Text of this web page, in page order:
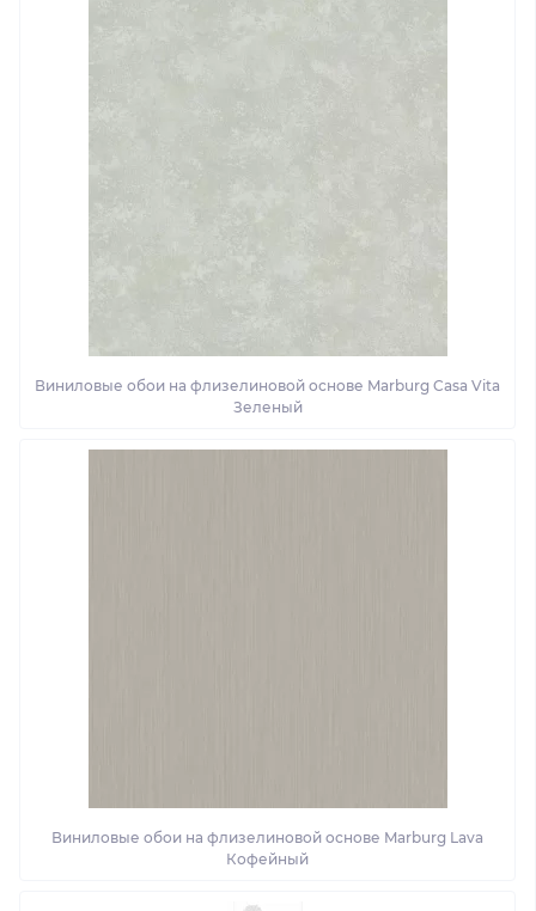
Виниловые обои на флизелиновой основе Marburg Casa Vita
Зеленый
Виниловые обои на флизелиновой основе Marburg Lava
Кофейный